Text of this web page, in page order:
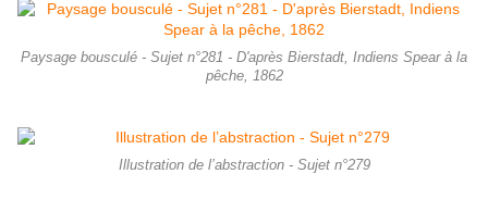
Paysage bousculé - Sujet n°281 - D'après Bierstadt, Indiens Spear à la
pêche, 1862
Illustration de l’abstraction - Sujet n°279